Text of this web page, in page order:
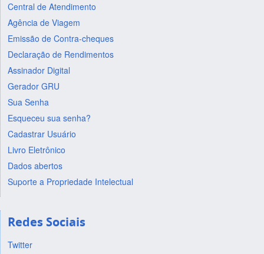
Central de Atendimento
Agência de Viagem
Emissão de Contra-cheques
Declaração de Rendimentos
Assinador Digital
Gerador GRU
Sua Senha
Esqueceu sua senha?
Cadastrar Usuário
Livro Eletrônico
Dados abertos
Suporte a Propriedade Intelectual
Redes Sociais
Twitter